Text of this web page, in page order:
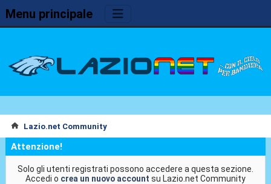
Menu principale
Lazio.net Community
Attenzione!
Solo gli utenti registrati possono accedere a questa sezione.
Accedi o crea un nuovo account su Lazio.net Community